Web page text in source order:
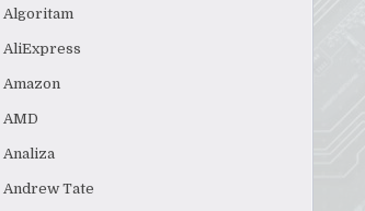
Algoritam
AliExpress
Amazon
AMD
Analiza
Andrew Tate